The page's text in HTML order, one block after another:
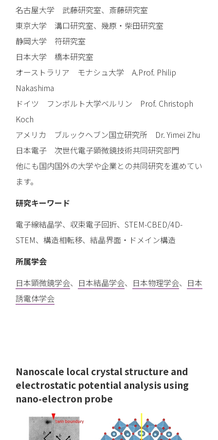
名古屋大学 武藤研究室、斎藤研究室
東京大学 溝口研究室、幾原・柴田研究室
静岡大学 符研究室
日本大学 橋本研究室
オーストラリア モナシュ大学 A.Prof. Philip
Nakashima
ドイツ フンボルト大学ベルリン Prof. Christoph
Koch
アメリカ ブルックヘブン国立研究所 Dr. Yimei Zhu
日本電子 次世代電子顕微鏡技術共同研究部門
他にも国内国外の大学や企業との共同研究を進めてい
ます。
研究キーワード
電子線結晶学、収束電子回折、STEM-CBED/4D-
STEM、構造相転移、結晶界面・ドメイン構造
所属学会
日本顕微鏡学会、 日本結晶学会、 日本物理学会、
日本
誘電体学会
Nanoscale local crystal structure and
electrostatic potential analysis using
nano-electron probe